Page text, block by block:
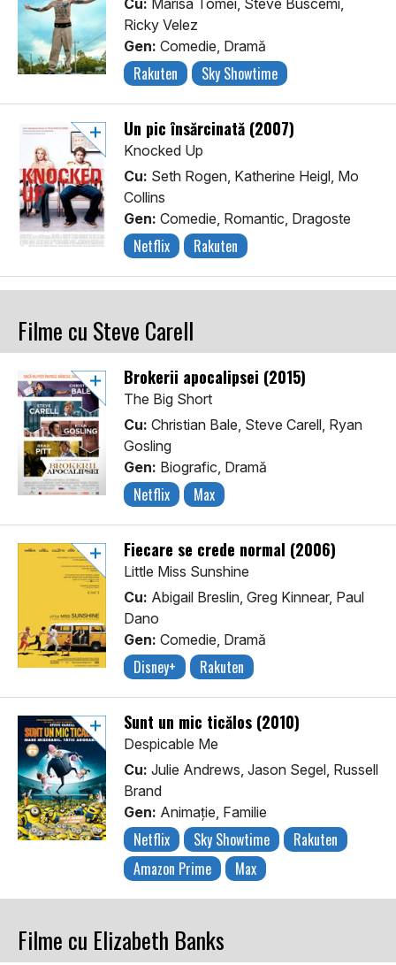
Cu: Marisa Tomei, Steve Buscemi,
Ricky Velez
Gen: Comedie, Dramă
Rakuten Sky Showtime
Un pic însărcinată (2007)
Knocked Up
Cu: Seth Rogen, Katherine Heigl, Mo
Collins
Gen: Comedie, Romantic, Dragoste
Netflix Rakuten
Filme cu Steve Carell
Brokerii apocalipsei (2015)
The Big Short
Cu: Christian Bale, Steve Carell, Ryan
Gosling
Gen: Biografic, Dramă
Netflix Max
Fiecare se crede normal (2006)
Little Miss Sunshine
Cu: Abigail Breslin, Greg Kinnear, Paul
Dano
Gen: Comedie, Dramă
Disney+ Rakuten
Sunt un mic ticălos (2010)
Despicable Me
Cu: Julie Andrews, Jason Segel, Russell
Brand
Gen: Animaţie, Familie
Netflix Sky Showtime
Rakuten
Amazon Prime
Max
Filme cu Elizabeth Banks